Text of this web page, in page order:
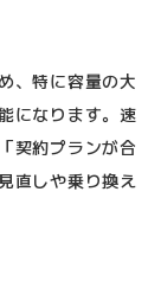
、特に容量の大
になります。速
契約プランが合
直しや乗り換え